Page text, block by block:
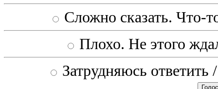
Сложно сказать. Что-
Плохо. Не этого
Затрудняюсь